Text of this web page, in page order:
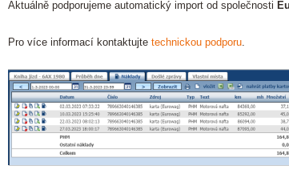
Aktuálně podporujeme automatický import od společnosti
Pro více informací kontaktujte technickou podporu